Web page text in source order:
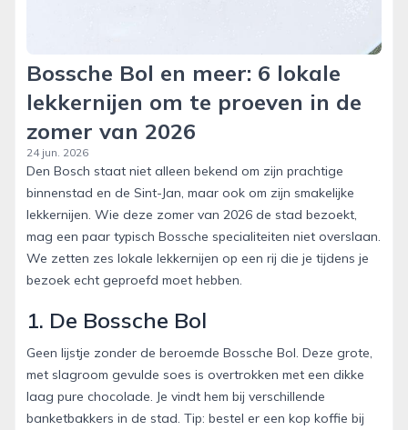
Bossche Bol en meer: 6 lokale
lekkernijen om te proeven in de
zomer van 2026
24 jun. 2026
Den Bosch staat niet alleen bekend om zijn prachtige
binnenstad en de Sint-Jan, maar ook om zijn smakelijke
lekkernijen. Wie deze zomer van 2026 de stad bezoekt,
mag een paar typisch Bossche specialiteiten niet overslaan.
We zetten zes lokale lekkernijen op een rij die je tijdens je
bezoek echt geproefd moet hebben.
1. De Bossche Bol
Geen lijstje zonder de beroemde Bossche Bol. Deze grote,
met slagroom gevulde soes is overtrokken met een dikke
laag pure chocolade. Je vindt hem bij verschillende
banketbakkers in de stad. Tip: bestel er een kop koffie bij